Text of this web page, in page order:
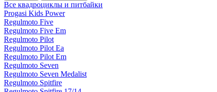
Все квадроциклы и питбайки
Progasi Kids Power
Regulmoto Five
Regulmoto Five Em
Regulmoto Pilot
Regulmoto Pilot Ea
Regulmoto Pilot Em
Regulmoto Seven
Regulmoto Seven Medalist
Regulmoto Spitfire